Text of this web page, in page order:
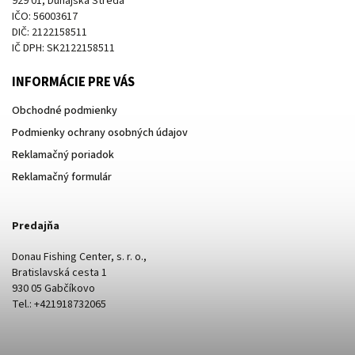
IČO: 56003617
DIČ: 2122158511
IČ DPH: SK2122158511
INFORMÁCIE PRE VÁS
Obchodné podmienky
Podmienky ochrany osobných údajov
Reklamačný poriadok
Reklamačný formulár
Predajňa
Donau Fishing Center, s. r. o.,
Bratislavská cesta 1
930 05 Gabčíkovo
Tel.: +421918732065